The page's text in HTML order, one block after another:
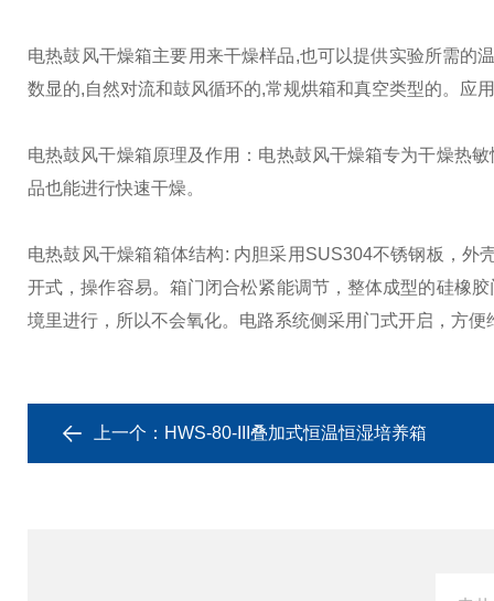
电热鼓风干燥箱主要用来干燥样品,也可以提供实验所需的
数显的,自然对流和鼓风循环的,常规烘箱和真空类型的。应
电热鼓风干燥箱原理及作用：电热鼓风干燥箱专为干燥热
品也能进行快速干燥。
电热鼓风干燥箱箱体结构: 内胆采用SUS304不锈钢板，
开式，操作容易。箱门闭合松紧能调节，整体成型的硅橡
境里进行，所以不会氧化。电路系统侧采用门式开启，方便
上一个： HWS-80-III叠加式恒温恒湿培养箱